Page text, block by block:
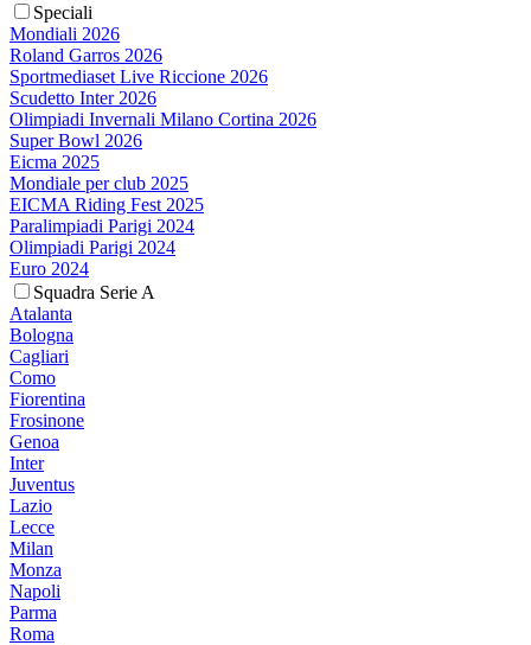
Speciali
Mondiali 2026
Roland Garros 2026
Sportmediaset Live Riccione 2026
Scudetto Inter 2026
Olimpiadi Invernali Milano Cortina 2026
Super Bowl 2026
Eicma 2025
Mondiale per club 2025
EICMA Riding Fest 2025
Paralimpiadi Parigi 2024
Olimpiadi Parigi 2024
Euro 2024
Squadra Serie A
Atalanta
Bologna
Cagliari
Como
Fiorentina
Frosinone
Genoa
Inter
Juventus
Lazio
Lecce
Milan
Monza
Napoli
Parma
Roma